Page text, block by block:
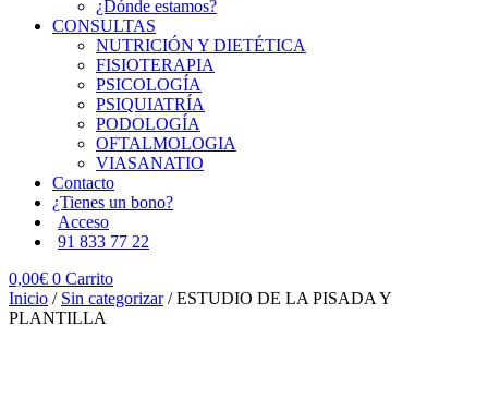
¿Dónde estamos?
CONSULTAS
NUTRICIÓN Y DIETÉTICA
FISIOTERAPIA
PSICOLOGÍA
PSIQUIATRÍA
PODOLOGÍA
OFTALMOLOGIA
VIASANATIO
Contacto
¿Tienes un bono?
Acceso
91 833 77 22
0,00€ 0 Carrito
Inicio / Sin categorizar/ ESTUDIO DE LA PISADA Y
PLANTILLA